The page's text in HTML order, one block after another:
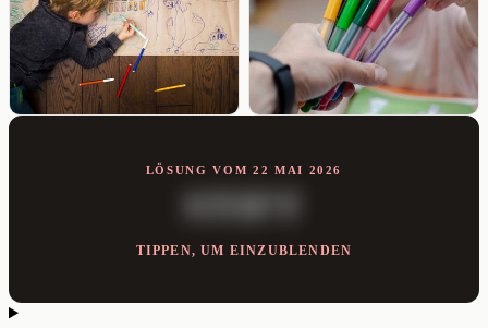
LÖSUNG VOM 22 MAI 2026
STIFT
TIPPEN, UM EINZUBLENDEN